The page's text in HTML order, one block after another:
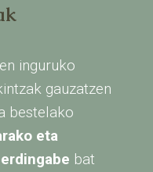
inguruko
gauzatzen
bestelako
eta
bat